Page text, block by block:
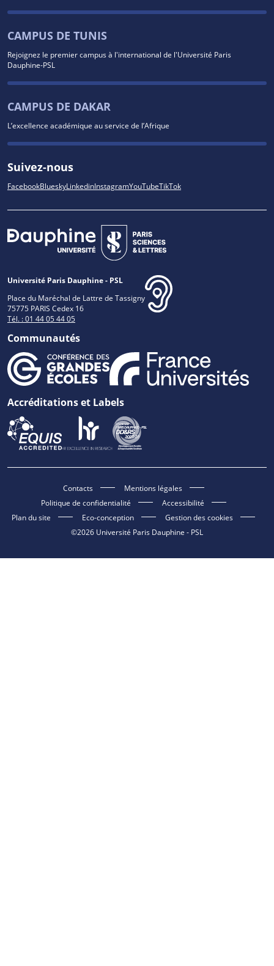
CAMPUS DE TUNIS
Rejoignez le premier campus à l'international de l'Université Paris
Dauphine-PSL
CAMPUS DE DAKAR
L’excellence académique au service de l’Afrique
Suivez-nous
FacebookBlueskyLinkedinInstagramYouTubeTikTok
Université Paris Dauphine - PSL
Place du Maréchal de Lattre de Tassigny
75775 PARIS Cedex 16
Tél. : 01 44 05 44 05
Communautés
Accréditations et Labels
Contacts
Mentions légales
Politique de confidentialité
Accessibilité
Plan du site
Eco-conception
Gestion des cookies
©2026 Université Paris Dauphine - PSL